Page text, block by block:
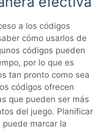
a los códigos
cómo usarlos de
códigos pueden
por lo que es
tan pronto como sea
códigos ofrecen
que pueden ser más
del juego. Planificar
marcar la